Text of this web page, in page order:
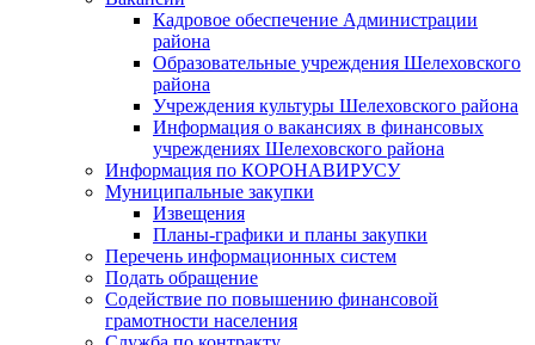
Кадровое обеспечение Администрации
района
Образовательные учреждения Шелеховского
района
Учреждения культуры Шелеховского района
Информация о вакансиях в финансовых
учреждениях Шелеховского района
Информация по КОРОНАВИРУСУ
Муниципальные закупки
Извещения
Планы-графики и планы закупки
Перечень информационных систем
Подать обращение
Содействие по повышению финансовой
грамотности населения